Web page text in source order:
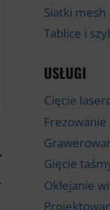
Siatki mesh
Tablice i
USŁUGI
Cięcie
Frezowanie
Gięcie
Oklejanie